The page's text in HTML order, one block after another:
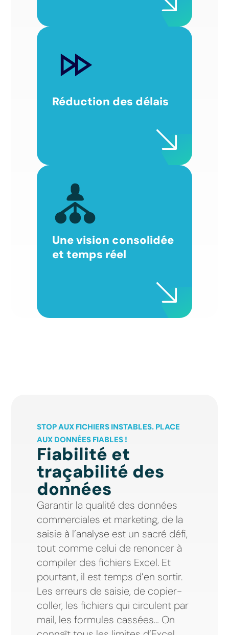
Réduction des délais
Une vision consolidée
et temps réel
STOP AUX FICHIERS INSTABLES. PLACE
AUX DONNÉES FIABLES !
Fiabilité et
traçabilité des
données
Garantir la qualité des données
commerciales et marketing, de la
saisie à l’analyse est un sacré défi,
tout comme celui de renoncer à
compiler des fichiers Excel. Et
pourtant, il est temps d’en sortir.
Les erreurs de saisie, de copier-
coller, les fichiers qui circulent par
mail, les formules cassées… On